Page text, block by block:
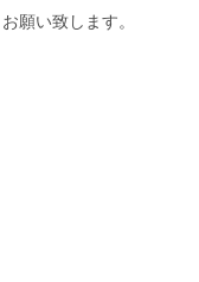
お願い致します。